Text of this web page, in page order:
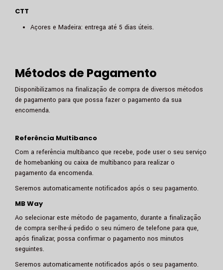
CTT
Açores e Madeira: entrega até 5 dias úteis.
Métodos de Pagamento
Disponibilizamos na finalização de compra de diversos métodos
de pagamento para que possa fazer o pagamento da sua
encomenda.
Referência Multibanco
Com a referência multibanco que recebe, pode user o seu serviço
de homebanking ou caixa de multibanco para realizar o
pagamento da encomenda.
Seremos automaticamente notificados após o seu pagamento.
MB Way
Ao selecionar este método de pagamento, durante a finalização
de compra ser-lhe-á pedido o seu número de telefone para que,
após finalizar, possa confirmar o pagamento nos minutos
seguintes.
Seremos automaticamente notificados após o seu pagamento.